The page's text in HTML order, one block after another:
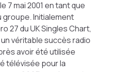
7 mai 2001 en tant que
groupe. Initialement
27 du UK Singles Chart,
véritable succès radio
avoir été utilisée
télévisée pour la